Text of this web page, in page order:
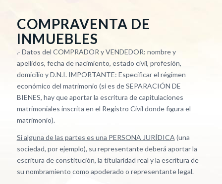
COMPRAVENTA DE
INMUEBLES
.- Datos del COMPRADOR y VENDEDOR: nombre y
apellidos, fecha de nacimiento, estado civil, profesión,
domicilio y D.N.I. IMPORTANTE: Especificar el régimen
económico del matrimonio (si es de SEPARACIÓN DE
BIENES, hay que aportar la escritura de capitulaciones
matrimoniales inscrita en el Registro Civil donde figura el
matrimonio).
Si alguna de las partes es una PERSONA JURÍDICA (una
sociedad, por ejemplo), su representante deberá aportar la
escritura de constitución, la titularidad real y la escritura de
su nombramiento como apoderado o representante legal.